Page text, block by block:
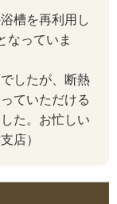
槽を再利用し
なっていま
したが、断熱
ていただける
た。お忙しい
店）